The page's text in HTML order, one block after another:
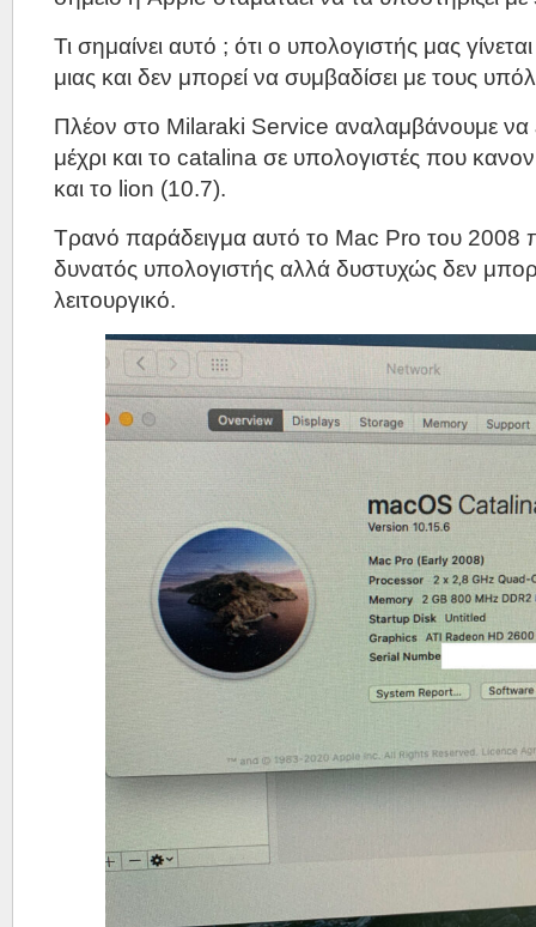
Τι σημαίνει αυτό ; ότι ο υπολογιστής μας
μιας και δεν μπορεί να συμβαδίσει με τους
Πλέον στο Milaraki Service αναλαμβάνουμε να
μέχρι και το catalina σε υπολογιστές που
και το lion (10.7).
Τρανό παράδειγμα αυτό το Mac Pro του 2008
δυνατός υπολογιστής αλλά δυστυχώς δεν
λειτουργικό.